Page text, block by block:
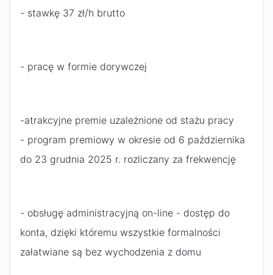
- stawkę 37 zł/h brutto
- pracę w formie dorywczej
-atrakcyjne premie uzależnione od stażu pracy
- program premiowy w okresie od 6 października
do 23 grudnia 2025 r. rozliczany za frekwencję
- obsługę administracyjną on-line - dostęp do
konta, dzięki któremu wszystkie formalności
załatwiane są bez wychodzenia z domu